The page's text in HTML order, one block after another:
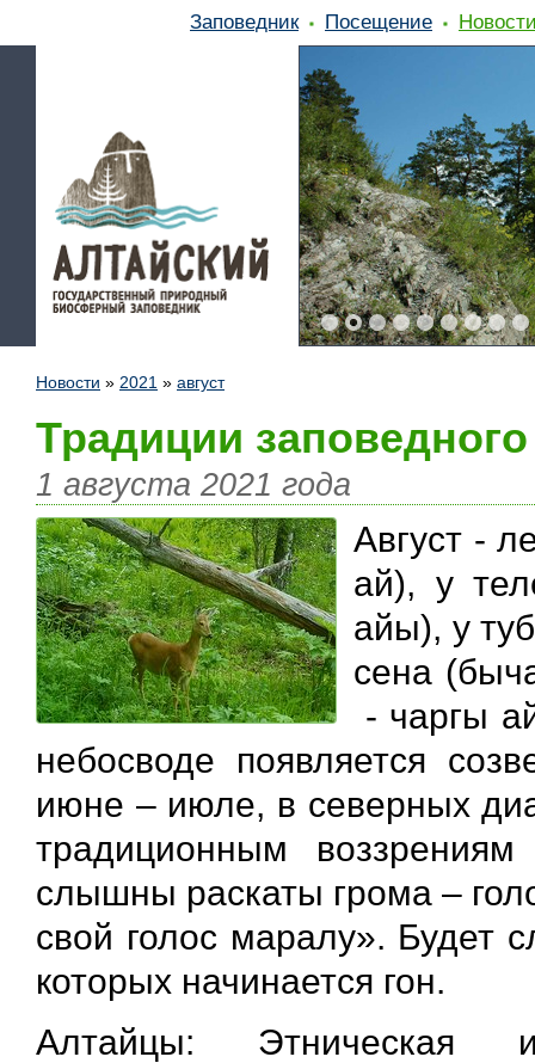
Заповедник Посещение
Новости » 2021 » август
Традиции
1 августа 2021 года
Август -
ай), у
айы), у
сена
- чаргы
небосводе появляется
июне – июле, в северных
традиционным
слышны раскаты грома –
свой голос маралу».
которых начинается гон.
Алтайцы: Этническая